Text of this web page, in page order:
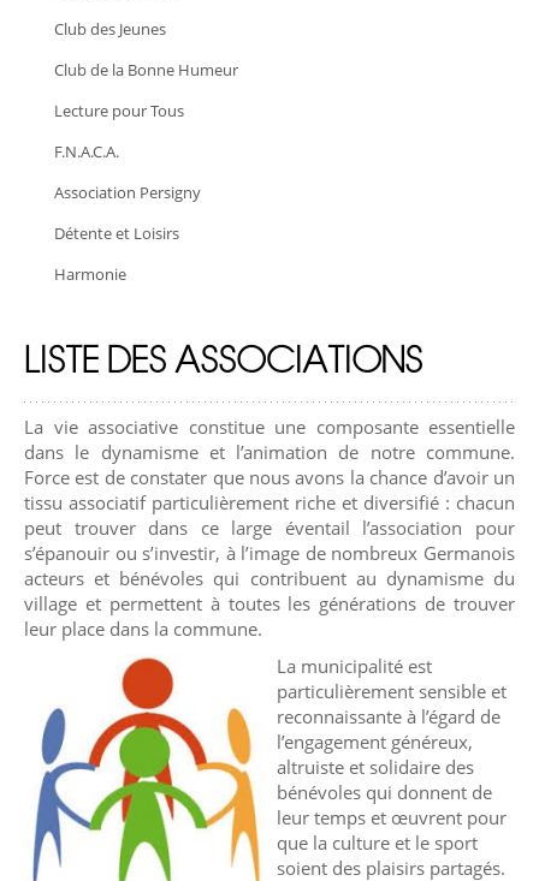
Club des Jeunes
Club de la Bonne Humeur
Lecture pour Tous
F.N.A.C.A.
Association Persigny
Détente et Loisirs
Harmonie
LISTE DES ASSOCIATIONS
La vie associative constitue une composante essentielle
dans le dynamisme et l’animation de notre commune.
Force est de constater que nous avons la chance d’avoir un
tissu associatif particulièrement riche et diversifié : chacun
peut trouver dans ce large éventail l’association pour
s’épanouir ou s’investir, à l’image de nombreux Germanois
acteurs et bénévoles qui contribuent au dynamisme du
village et permettent à toutes les générations de trouver
leur place dans la commune.
La municipalité est
particulièrement sensible et
reconnaissante à l’égard de
l’engagement généreux,
altruiste et solidaire des
bénévoles qui donnent de
leur temps et œuvrent pour
que la culture et le sport
soient des plaisirs partagés.